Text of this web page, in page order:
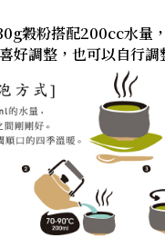
穀粉搭配200cc水量
好調整，也可以自行調